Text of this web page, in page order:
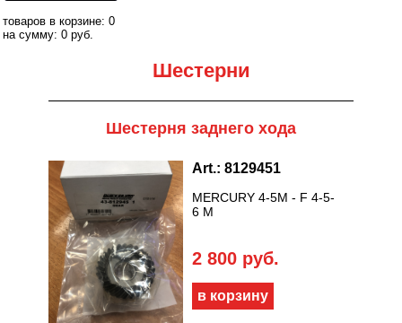
товаров в корзине: 0
на сумму: 0 руб.
Шестерни
Шестерня заднего хода
Art.: 8129451
MERCURY 4-5M - F 4-5-
6 M
2 800 руб.